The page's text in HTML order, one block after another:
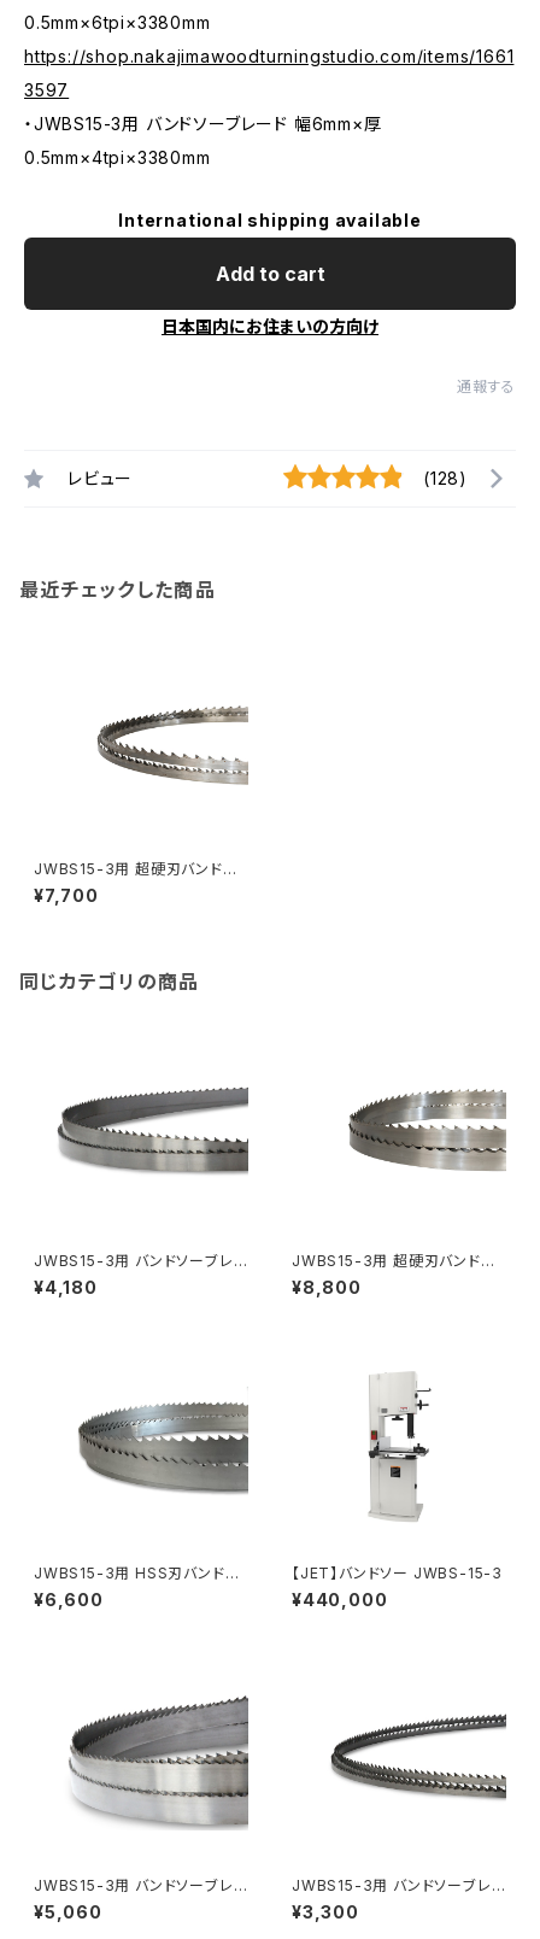
0.5mm×6tpi×3380mm
https://shop.nakajimawoodturningstudio.com/items/1661
3597
・JWBS15-3用 バンドソーブレード 幅6mm×厚
0.5mm×4tpi×3380mm
International shipping available
Add to cart
日本国内にお住まいの方向け
通報する
レビュー (128)
最近チェックした商品
JWBS15-3用 超硬刃バンドソ
ーブレード 幅13mm×厚0.8×4
tpi×3380mm
¥7,700
同じカテゴリの商品
JWBS15-3用 バンドソーブレ
ード 幅13mm×厚0.5mm×6tp
i×3380mm
¥4,180
JWBS15-3用 超硬刃バンドソ
ーブレード 幅25mm×厚0.8×3
tpi×3380mm
¥8,800
JWBS15-3用 HSS刃バンドソ
ーブレード 幅25mm×厚0.9×
2/3tpi×3380mm
¥6,600
【JET】バンドソー JWBS-15-3
¥440,000
JWBS15-3用 バンドソーブレ
ード 幅25mm×厚0.6mm×3tp
i×3380mm
¥5,060
JWBS15-3用 バンドソーブレ
ード 幅6mm×厚0.5mm×4tpi
×3380mm
¥3,300